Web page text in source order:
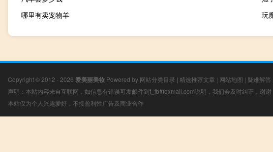
哪里有卖宠物羊
玩
Copyright © 2012 - 2026 爱美丽美妆 Powered by 网站分类目录 | 精选推荐文章 | 网站地图 | 疑难解答
声明：本站内容来自互联网，如信息有错误可发邮件到f_fb#foxmail.com说明，我们会及时纠正，谢谢
本站仅为个人兴趣爱好，不接盈利性广告及商业合作